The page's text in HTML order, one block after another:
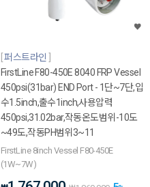
퍼스트라인
FirstLine F80-450E 8040 FRP Vessel
450psi(31bar) END Port - 1단~7단,입
수1.5inch,출수1inch,사용압력
450psi,31.02bar,작동온도범위-10도
~49도,작동PH범위3~11
FirstLine 8inch Vessel F80-450E
(1W~7W)